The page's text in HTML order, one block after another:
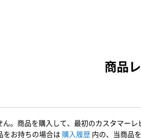
商品
。商品を購入して、最初のカスタマーレ
をお持ちの場合は 購入履歴 内の、当商品